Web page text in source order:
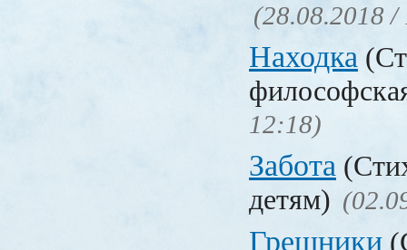
(28.08.2018 /
Находка
12:18)
Забота
детям)
Грешники